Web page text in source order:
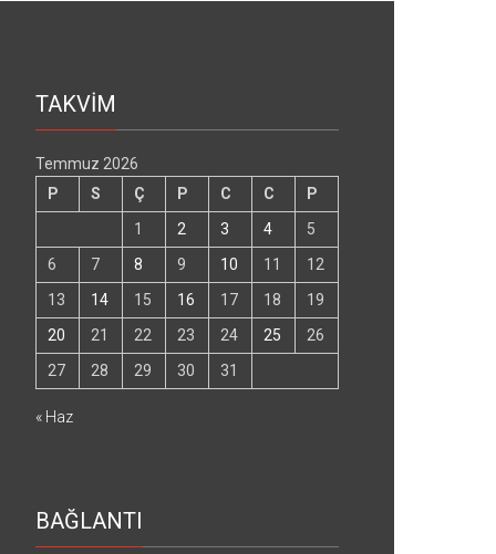
TAKVİM
Temmuz 2026
P
S Ç P C C
P
1
2 3 4
5
6
7 8 9 10 11
12
13
14 15 16 17 18
19
20
21 22 23 24 25
26
27
28 29 30 31
« Haz
BAĞLANTI